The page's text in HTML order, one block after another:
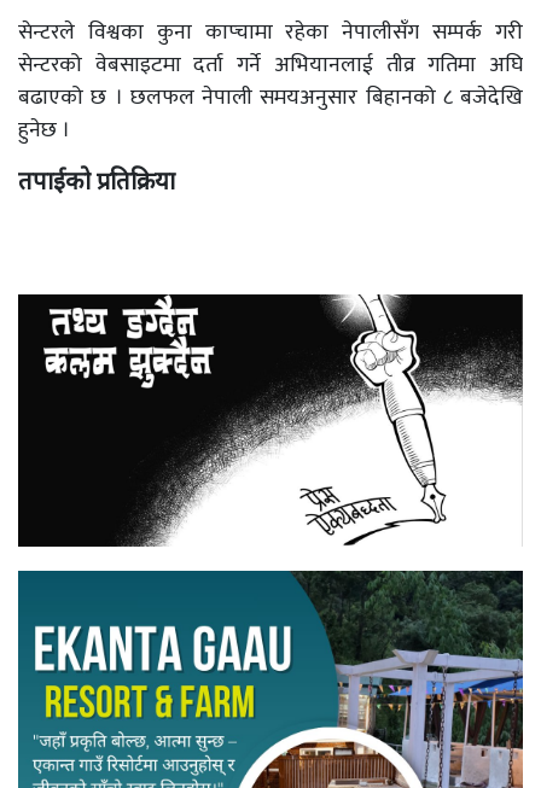
सेन्टरले विश्वका कुना काप्चामा रहेका नेपालीसँग सम्पर्क गरी
सेन्टरको वेबसाइटमा दर्ता गर्ने अभियानलाई तीव्र गतिमा अघि
बढाएको छ । छलफल नेपाली समयअनुसार बिहानको ८ बजेदेखि
हुनेछ ।
तपाईको प्रतिक्रिया